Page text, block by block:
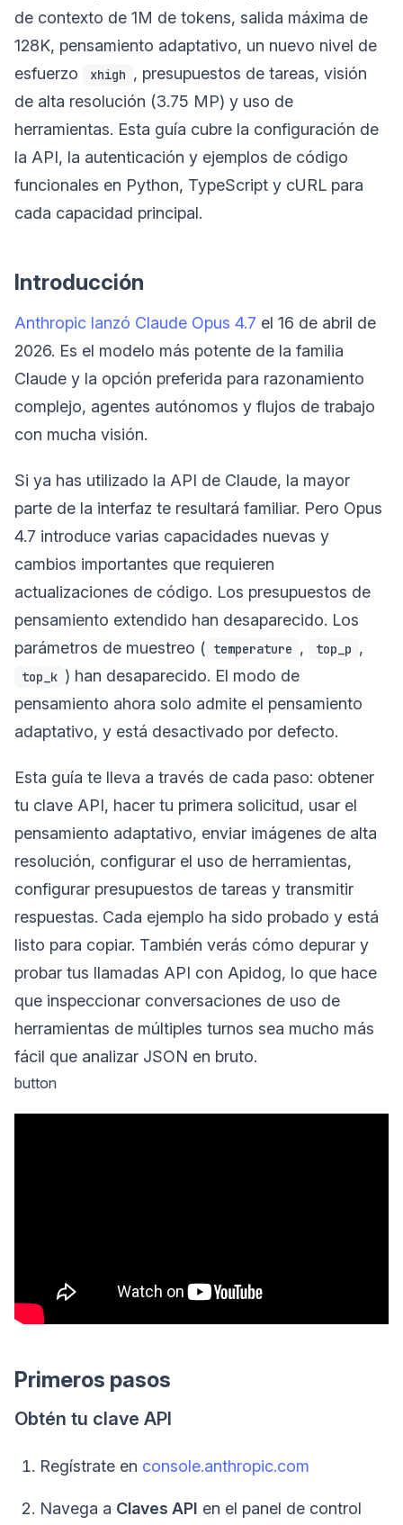
de contexto de 1M de tokens, salida máxima de
128K, pensamiento adaptativo, un nuevo nivel de
esfuerzo
xhigh , presupuestos de tareas, visión
de alta resolución (3.75 MP) y uso de
herramientas. Esta guía cubre la configuración de
la API, la autenticación y ejemplos de código
funcionales en Python, TypeScript y cURL para
cada capacidad principal.
Introducción
Anthropic lanzó Claude Opus 4.7 el 16 de abril de
2026. Es el modelo más potente de la familia
Claude y la opción preferida para razonamiento
complejo, agentes autónomos y flujos de trabajo
con mucha visión.
Si ya has utilizado la API de Claude, la mayor
parte de la interfaz te resultará familiar. Pero Opus
4.7 introduce varias capacidades nuevas y
cambios importantes que requieren
actualizaciones de código. Los presupuestos de
pensamiento extendido han desaparecido. Los
parámetros de muestreo ( temperature , top_p ,
top_k ) han desaparecido. El modo de
pensamiento ahora solo admite el pensamiento
adaptativo, y está desactivado por defecto.
Esta guía te lleva a través de cada paso: obtener
tu clave API, hacer tu primera solicitud, usar el
pensamiento adaptativo, enviar imágenes de alta
resolución, configurar el uso de herramientas,
configurar presupuestos de tareas y transmitir
respuestas. Cada ejemplo ha sido probado y está
listo para copiar. También verás cómo depurar y
probar tus llamadas API con Apidog, lo que hace
que inspeccionar conversaciones de uso de
herramientas de múltiples turnos sea mucho más
fácil que analizar JSON en bruto.
button
Primeros pasos
Obtén tu clave API
Regístrate en console.anthropic.com
Navega a Claves API en el panel de control